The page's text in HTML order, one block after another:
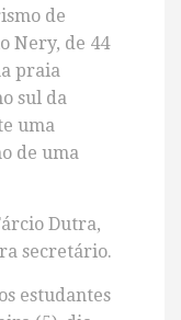
de
Nery, de 44
praia
sul da
uma
de uma
Dutra,
secretário.
estudantes